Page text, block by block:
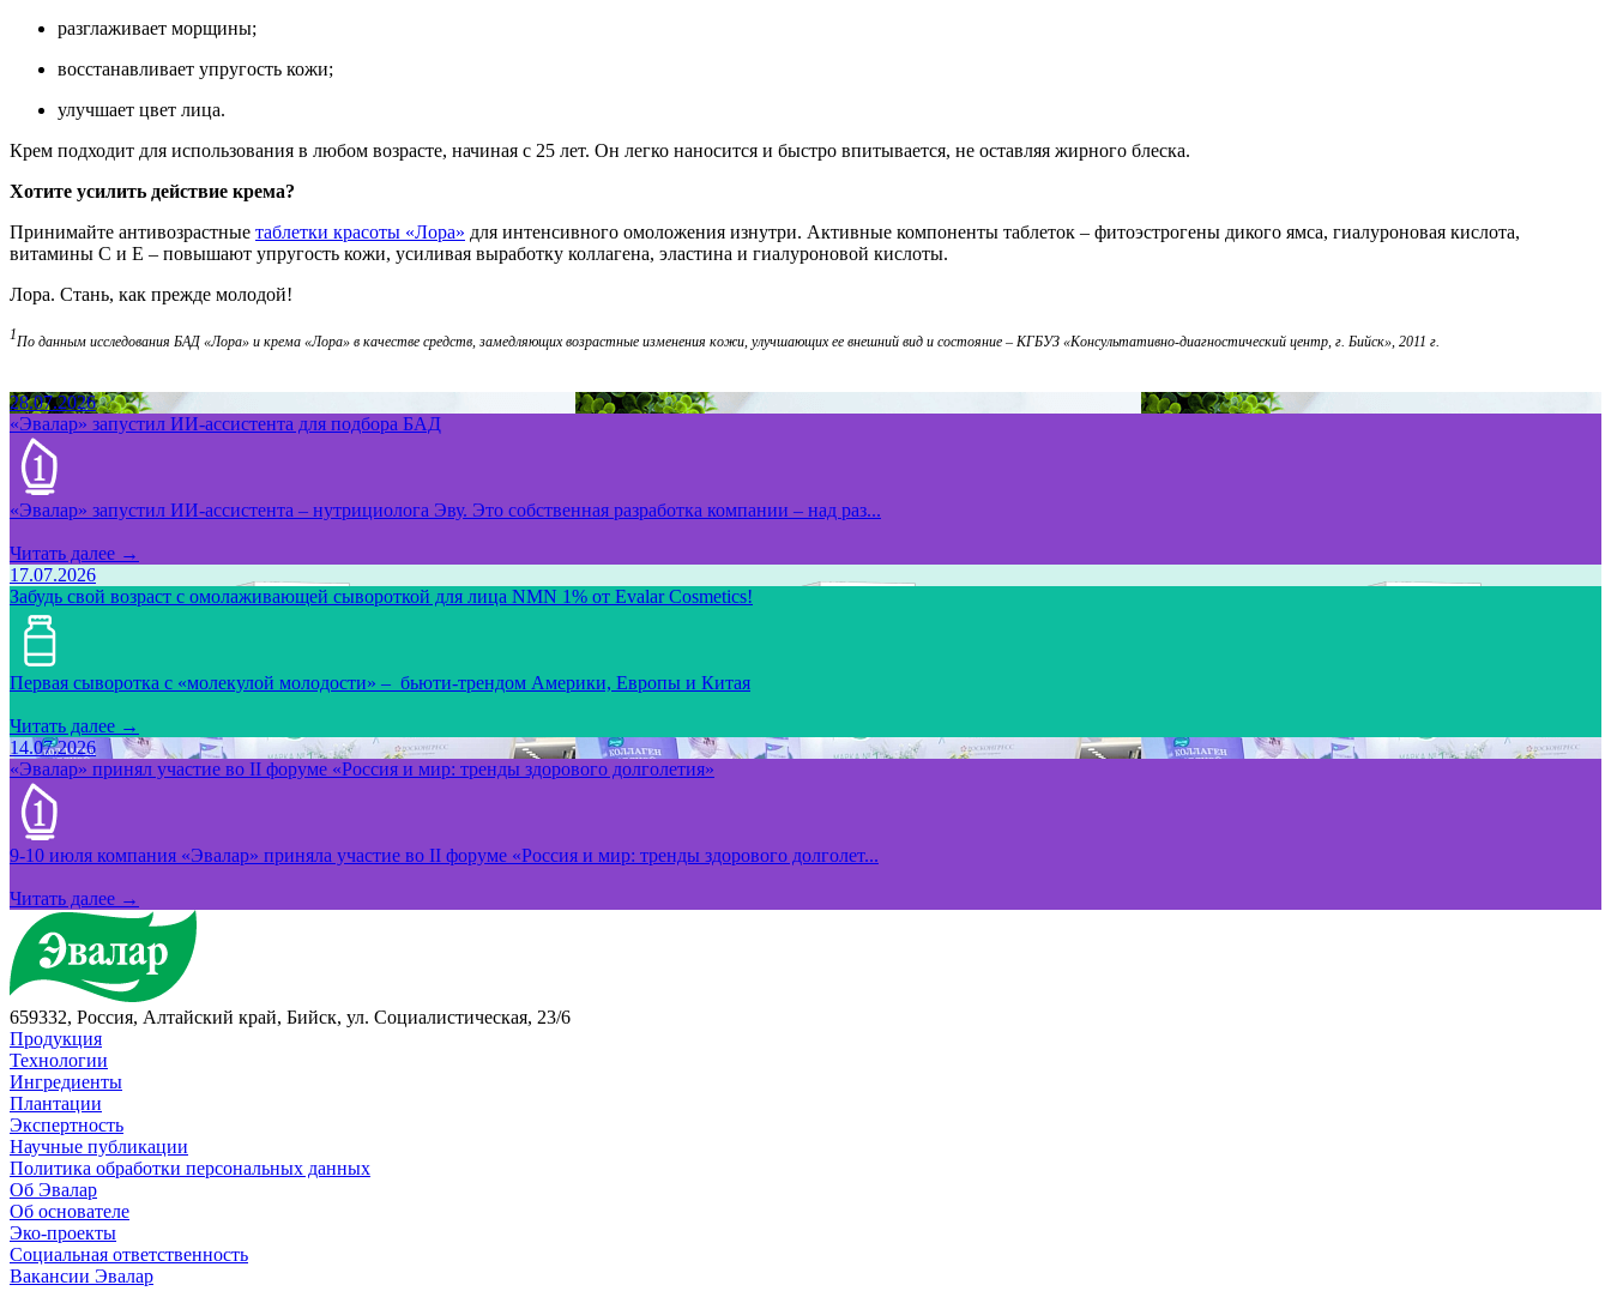
разглаживает морщины;
восстанавливает упругость кожи;
улучшает цвет лица.
Крем подходит для использования в любом возрасте, начиная с 25 лет. Он легко наносится и быстро впитывается, не оставляя жирного блеска.
Хотите усилить действие крема?
Принимайте антивозрастные таблетки красоты «Лора» для интенсивного омоложения изнутри. Активные компоненты таблеток – фитоэстрогены дикого ямса, гиалуроновая кислота,
витамины С и Е – повышают упругость кожи, усиливая выработку коллагена, эластина и гиалуроновой кислоты.
Лора. Стань, как прежде молодой!
1По данным исследования БАД «Лора» и крема «Лора» в качестве средств, замедляющих возрастные изменения кожи, улучшающих ее внешний вид и состояние – КГБУЗ «Консультативно-диагностический центр, г. Бийск», 2011 г.
28.07.2026
«Эвалар» запустил ИИ-ассистента для подбора БАД
«Эвалар» запустил ИИ-ассистента – нутрициолога Эву. Это собственная разработка компании – над раз...
Читать далее →
17.07.2026
Забудь свой возраст с омолаживающей сывороткой для лица NMN 1% от Evalar Cosmetics!
Первая сыворотка с «молекулой молодости» – бьюти-трендом Америки, Европы и Китая
Читать далее →
14.07.2026
«Эвалар» принял участие во II форуме «Россия и мир: тренды здорового долголетия»
9-10 июля компания «Эвалар» приняла участие во II форуме «Россия и мир: тренды здорового долголет...
Читать далее →
659332, Россия, Алтайский край, Бийск, ул. Социалистическая, 23/6
Продукция
Технологии
Ингредиенты
Плантации
Экспертность
Научные публикации
Политика обработки персональных данных
Об Эвалар
Об основателе
Эко-проекты
Социальная ответственность
Вакансии Эвалар